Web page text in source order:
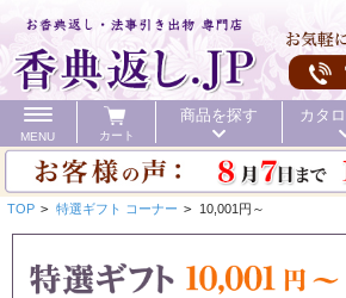
MENU カート
商品を探す カタ
TOP > 特選ギフト コーナー > 10,001円～